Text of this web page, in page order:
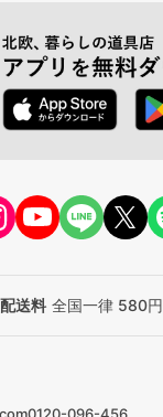
配送料 全国一律 580円
0120-096-456